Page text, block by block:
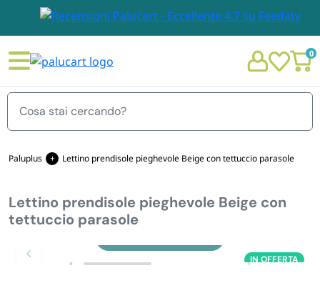
0
Menu
STOVIGLIE E TOVAGLIOLI
GIARDINO E ARREDO PER ESTERNO
Chi siamo
Personalizzazione Monouso
Paluplus Lettino prendisole pieghevole Beige con tettuccio parasole
Lettino prendisole pieghevole Beige con
tettuccio parasole
IN OFFERTA
Zoom